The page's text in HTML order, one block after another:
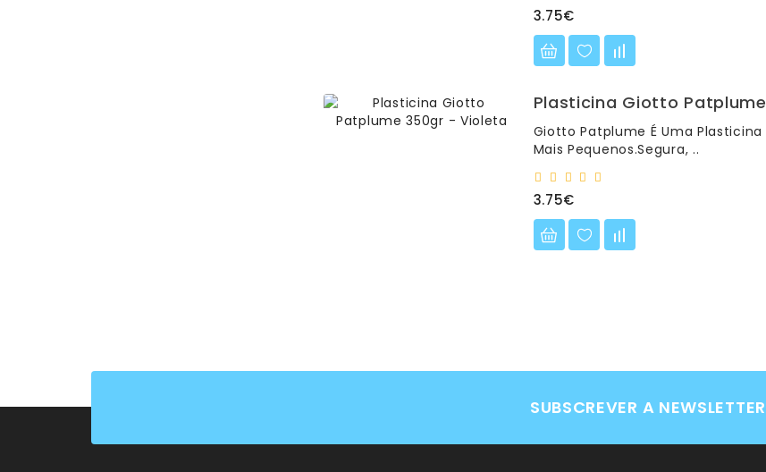
3.75€
Plasticina Giotto
Giotto Patplume É Uma
Mais Pequenos.Segura, ..
3.75€
SUBSCREVER A NEWSLETTER